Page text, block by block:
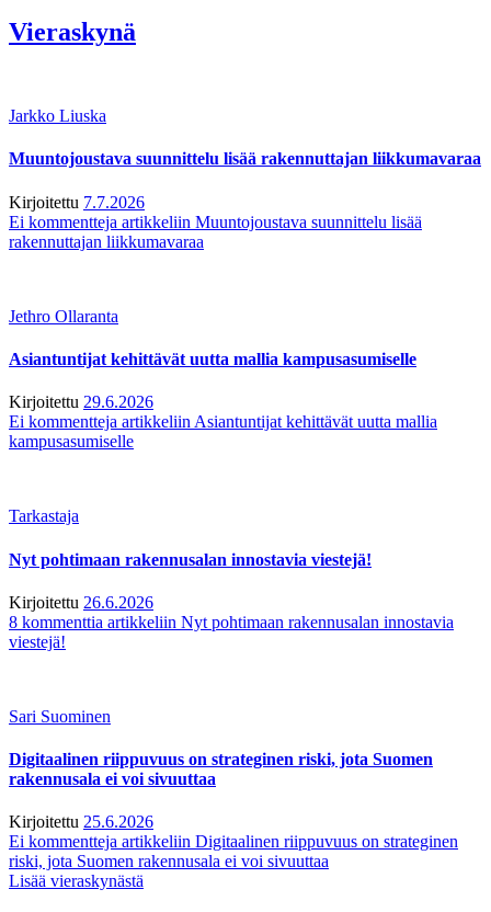
Vieraskynä
Jarkko Liuska
Muuntojoustava suunnittelu lisää rakennuttajan liikkumavaraa
Kirjoitettu 7.7.2026
Ei kommentteja artikkeliin Muuntojoustava suunnittelu lisää
rakennuttajan liikkumavaraa
Jethro Ollaranta
Asiantuntijat kehittävät uutta mallia kampusasumiselle
Kirjoitettu 29.6.2026
Ei kommentteja artikkeliin Asiantuntijat kehittävät uutta mallia
kampusasumiselle
Tarkastaja
Nyt pohtimaan rakennusalan innostavia viestejä!
Kirjoitettu 26.6.2026
8 kommenttia artikkeliin Nyt pohtimaan rakennusalan innostavia
viestejä!
Sari Suominen
Digitaalinen riippuvuus on strateginen riski, jota Suomen
rakennusala ei voi sivuuttaa
Kirjoitettu 25.6.2026
Ei kommentteja artikkeliin Digitaalinen riippuvuus on strateginen
riski, jota Suomen rakennusala ei voi sivuuttaa
Lisää vieraskynästä